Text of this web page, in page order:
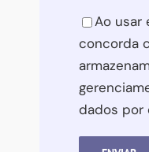
Ao usar
concorda
dados por